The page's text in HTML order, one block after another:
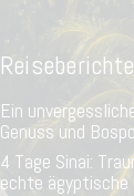
Reiseberichte
Ein
Genuss und
4 Tage Sinai:
echte